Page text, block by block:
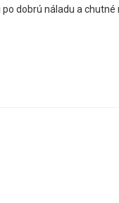
dobrú náladu a chutné